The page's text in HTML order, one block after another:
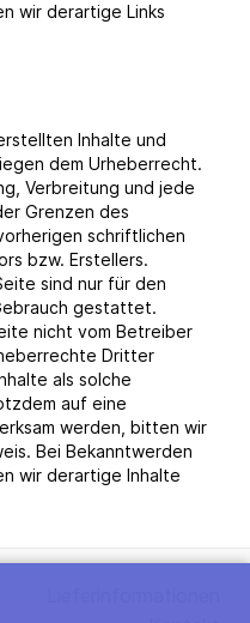
wir derartige Links
Inhalte und
dem Urheberrecht.
Verbreitung und jede
Grenzen des
schriftlichen
bzw. Erstellers.
sind nur für den
gestattet.
nicht vom Betreiber
Dritter
als solche
auf eine
werden, bitten wir
Bei Bekanntwerden
wir derartige Inhalte